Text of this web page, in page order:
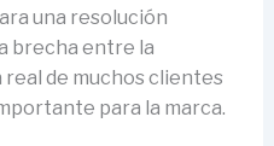
una resolución
brecha entre la
de muchos clientes
para la marca.